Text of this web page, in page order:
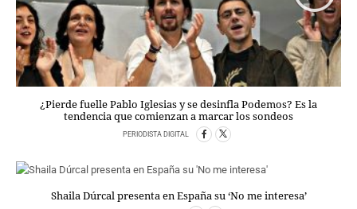
OFERTAS
CLUB PD
ENLACES
MEDIOS
ESPAÑA
¿Pierde fuelle Pablo Iglesias y se desinfla Podemos? Es la
tendencia que comienzan a marcar los sondeos
PERIODISTA DIGITAL
Shaila Dúrcal presenta en España su ‘No me interesa’